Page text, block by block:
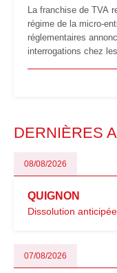
La franchise de TVA
régime de la micro-
réglementaires
interrogations chez
facturation ou risque
DERNIÈRES
08/08/2026
QUIGNON
Dissolution
07/08/2026